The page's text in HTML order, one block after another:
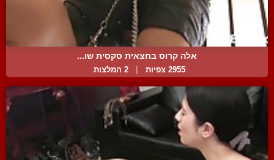
אלה קרוס בחצאית סקסית שו...
2955 צפיות 2 המלצות